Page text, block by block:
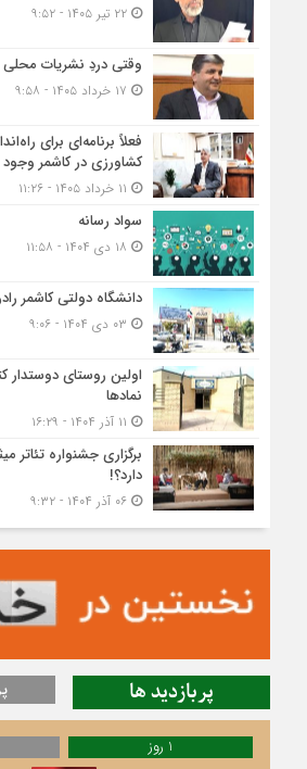
۲۲ تیر ۱۴۰۵ - ۹:۵۲
وقتی دردِ نشریات
فعلاً برنامه‌ای برای
کشاورزی در کاشمر وجود
سواد رسانه
دانشگاه دولتی کاشمر‌
اولین روستای دوستدار
نمادها
برگزاری جشنواره تئاتر
دارد؟!
۰۶ آذر ۱۴۰۴ - ۹:۳۲
پربازدید ها
1 روز